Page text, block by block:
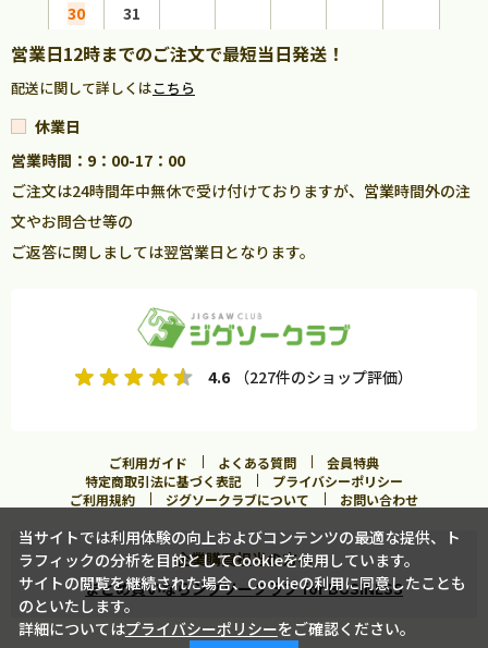
30
31
営業日12時までのご注文で最短当日発送！
配送に関して詳しくはこちら
休業日
営業時間：9：00-17：00
ご注文は24時間年中無休で受け付けておりますが、営業時間外の注
文やお問合せ等の
ご返答に関しましては翌営業日となります。
4.6 （227件のショップ評価）
ご利用ガイド よくある質問
会員特典
特定商取引法に基づく表記
プライバシーポリシー
ご利用規約
ジグソークラブについて お問い合わせ
企業購買担当の方へ
まとめ買いならジグソークラブ for BUSINESS
当サイトでは利用体験の向上およびコンテンツの最適な提供、ト
ラフィックの分析を目的としてCookieを使用しています。
サイトの閲覧を継続された場合、Cookieの利用に同意したことも
のといたします。
詳細についてはプライバシーポリシーをご確認ください。